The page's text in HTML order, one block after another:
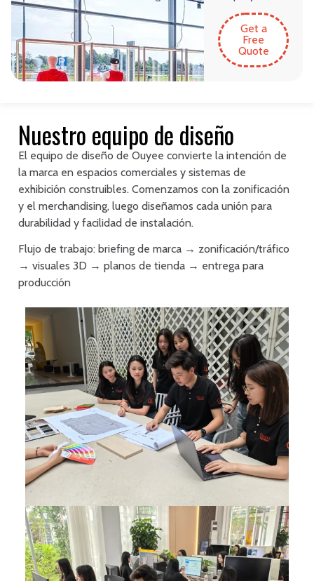
Get a
Free
Quote
Nuestro equipo de diseño
El equipo de diseño de Ouyee convierte la intención de
la marca en espacios comerciales y sistemas de
exhibición construibles. Comenzamos con la zonificación
y el merchandising, luego diseñamos cada unión para
durabilidad y facilidad de instalación.
Flujo de trabajo: briefing de marca → zonificación/tráfico
→ visuales 3D → planos de tienda → entrega para
producción